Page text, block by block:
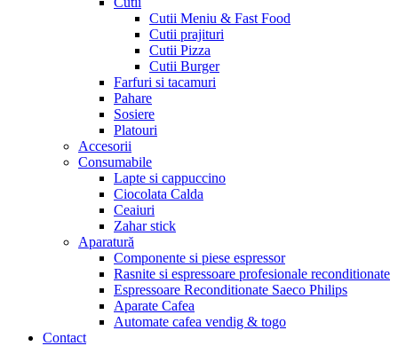
Cutii Meniu & Fast Food
Cutii prajituri
Cutii Pizza
Cutii Burger
Farfuri si tacamuri
Pahare
Sosiere
Platouri
Accesorii
Consumabile
Lapte si cappuccino
Ciocolata Calda
Ceaiuri
Zahar stick
Aparatură
Componente si piese espressor
Rasnite si espressoare profesionale reconditionate
Espressoare Reconditionate Saeco Philips
Aparate Cafea
Automate cafea vendig & togo
Contact